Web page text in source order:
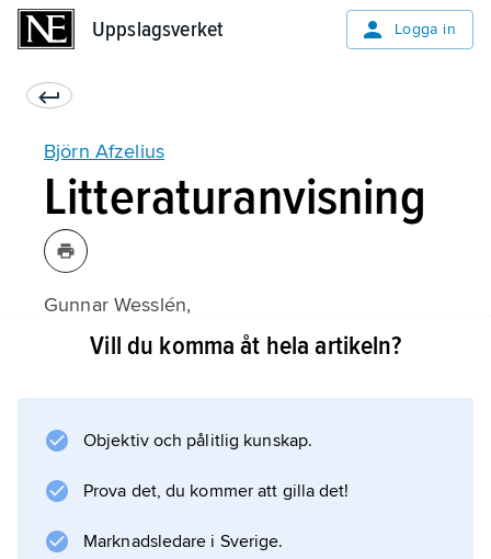
Uppslagsverket Logga in
Björn Afzelius
Litteraturanvisning
Gunnar Wesslén,
Björn Afzelius: En god man (och bara en
Information om artikeln
Vill du komma åt hela artikeln?
Objektiv och pålitlig kunskap.
Prova det, du kommer att gilla det!
Marknadsledare i Sverige.